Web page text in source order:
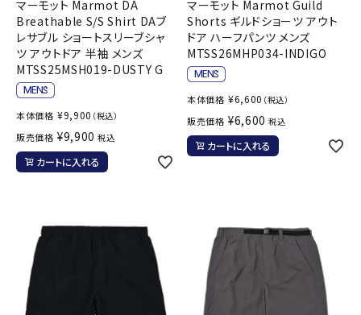
マーモット Marmot DA
Breathable S/S Shirt DAブ
レサブル ショートスリーブシャ
ツ アウトドア 半袖 メンズ
MTSS25MSH019-DUSTY G
本体価格 ¥9,900 （税込）
販売価格 ¥9,900 税込
カートに入れる
マーモット Marmot Guild
Shorts ギルドショーツ アウト
ドア ハーフパンツ メンズ
MTSS26MHP034-INDIGO
本体価格 ¥6,600 （税込）
販売価格 ¥6,600 税込
カートに入れる